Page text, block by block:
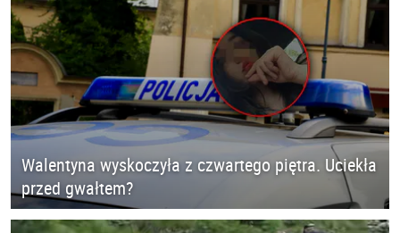
Walentyna wyskoczyła z czwartego piętra. Uciekła
przed gwałtem?